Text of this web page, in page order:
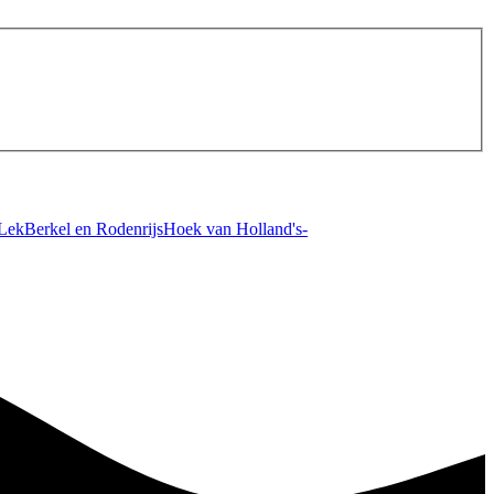
Berkel en RodenrijsHoek van Holland's-